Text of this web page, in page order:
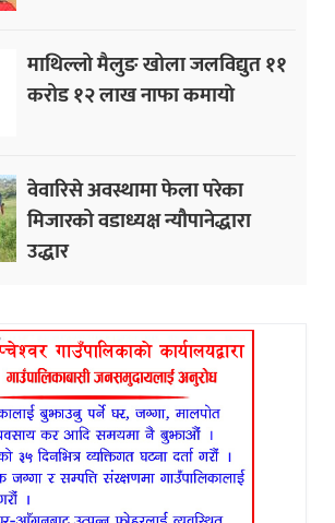
माथिल्लो मैलुङ खोला जलविद्युत ११
करोड १२ लाख नाफा कमायाे
वेवारिसे अवस्थामा फेला परेका
मिजारको वडाध्यक्ष न्यौपानेद्धारा
उद्धार